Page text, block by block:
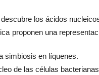
los ácidos
proponen una
simbiosis en líquenes.
de las células